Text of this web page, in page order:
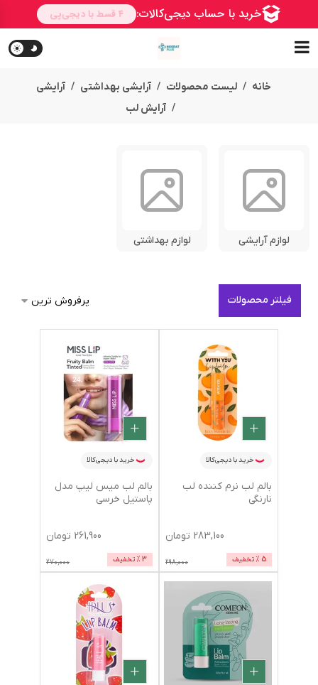
خانه لیست محصولات آرایشی بهداشتی
آرایشی
آرایش لب
لوازم آرایشی لوازم بهداشتی
فیلتر محصولات
خرید با دیجی‌کالا
بالم لب نرم کننده لب
نارنگی
283,100 تومان
5 % تخفیف 298,000
خرید با دیجی‌کالا
بالم لب میس لیپ مدل
پاستیل خرسی
261,900 تومان
3 % تخفیف 270,000